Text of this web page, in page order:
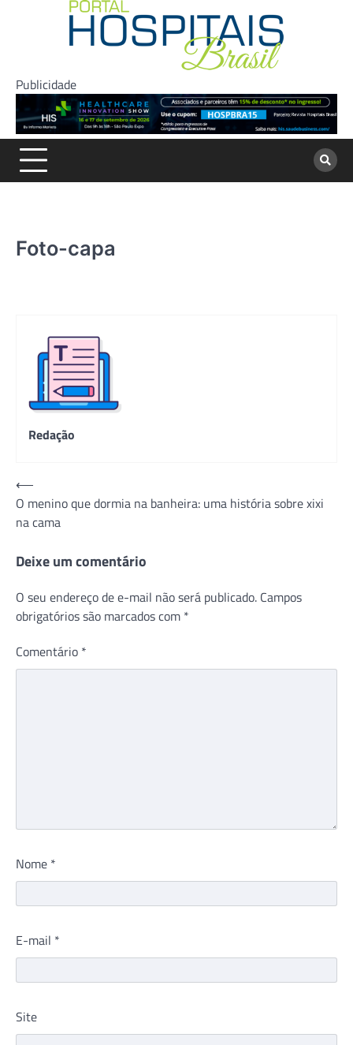
Publicidade
Foto-capa
Redação
Navegação
de
Post
⟵
O menino que dormia na banheira: uma história sobre xixi
na cama
Deixe um comentário
O seu endereço de e-mail não será publicado. Campos
obrigatórios são marcados com *
Comentário *
Nome *
E-mail *
Site